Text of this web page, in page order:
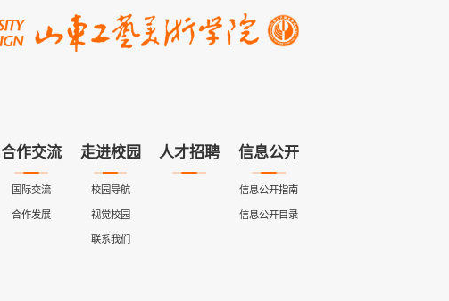
合作交流
国际交流
合作发展
走进校园
校园导航
视觉校园
联系我们
人才招聘 信息公开
信息公开指南
信息公开目录